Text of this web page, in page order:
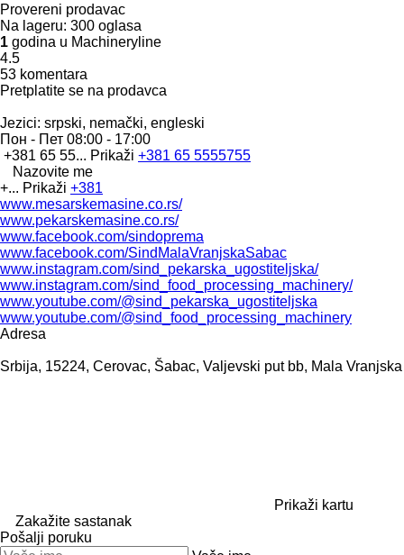
Provereni prodavac
Na lageru: 300 oglasa
1 godina u Machineryline
4.5
53 komentara
Pretplatite se na prodavca
Jezici: srpski, nemački, engleski
Пон - Пет 08:00 - 17:00
+381 65 55... Prikaži +381 65 5555755
Nazovite me
+... Prikaži +381
www.mesarskemasine.co.rs/
www.pekarskemasine.co.rs/
www.facebook.com/sindoprema
www.facebook.com/SindMalaVranjskaSabac
www.instagram.com/sind_pekarska_ugostiteljska/
www.instagram.com/sind_food_processing_machinery/
www.youtube.com/@sind_pekarska_ugostiteljska
www.youtube.com/@sind_food_processing_machinery
Adresa
Srbija, 15224, Cerovac, Šabac, Valjevski put bb, Mala Vranjska
Prikaži kartu
Zakažite sastanak
Pošalji poruku